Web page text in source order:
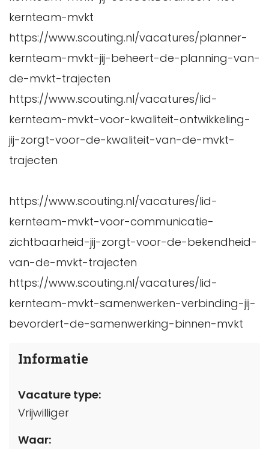
kernteam-mvkt
https://www.scouting.nl/vacatures/planner-
kernteam-mvkt-jij-beheert-de-planning-van-
de-mvkt-trajecten
https://www.scouting.nl/vacatures/lid-
kernteam-mvkt-voor-kwaliteit-ontwikkeling-
jij-zorgt-voor-de-kwaliteit-van-de-mvkt-
trajecten
https://www.scouting.nl/vacatures/lid-
kernteam-mvkt-voor-communicatie-
zichtbaarheid-jij-zorgt-voor-de-bekendheid-
van-de-mvkt-trajecten
https://www.scouting.nl/vacatures/lid-
kernteam-mvkt-samenwerken-verbinding-jij-
bevordert-de-samenwerking-binnen-mvkt
Informatie
Vacature type:
Vrijwilliger
Waar: